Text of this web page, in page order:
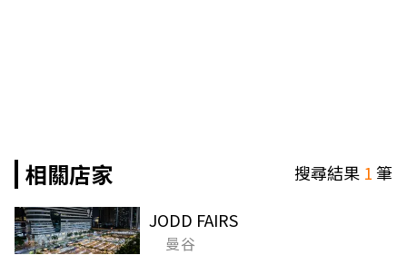
相關店家 搜尋結果 1筆
JODD FAIRS
曼谷